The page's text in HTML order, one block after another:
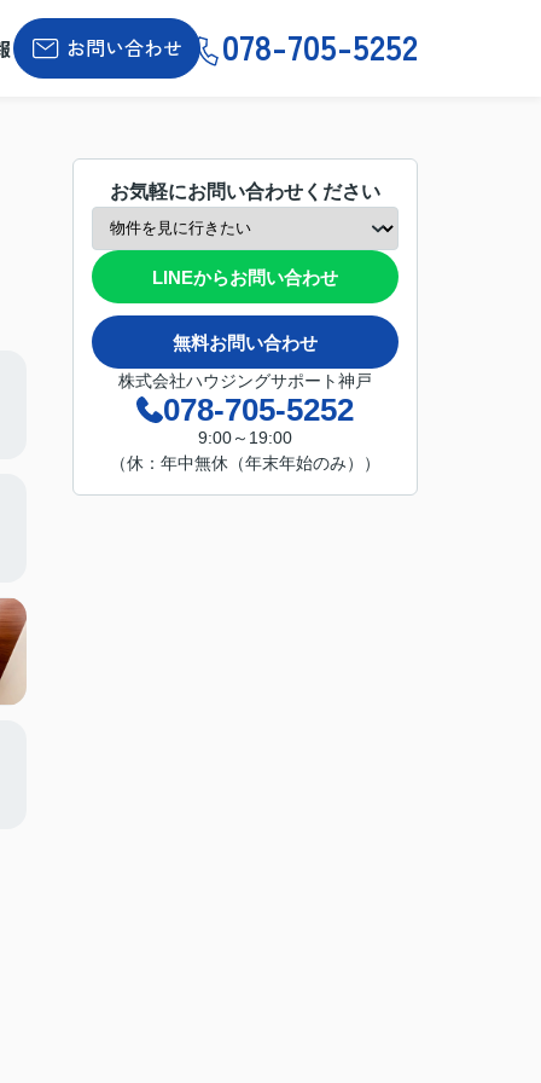
お問い合わせ 078-705-5252
お気軽にお問い合わせください
LINEからお問い合わせ
無料お問い合わせ
株式会社ハウジングサポート神戸
078-705-5252
9:00～19:00
（休：年中無休（年末年始のみ））